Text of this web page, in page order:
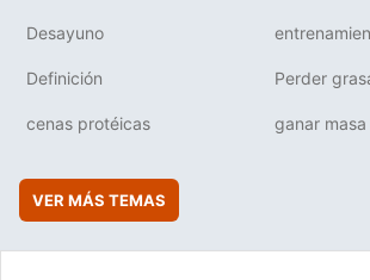
Desayuno
Definición Perder
cenas protéicas ganar
VER MÁS TEMAS